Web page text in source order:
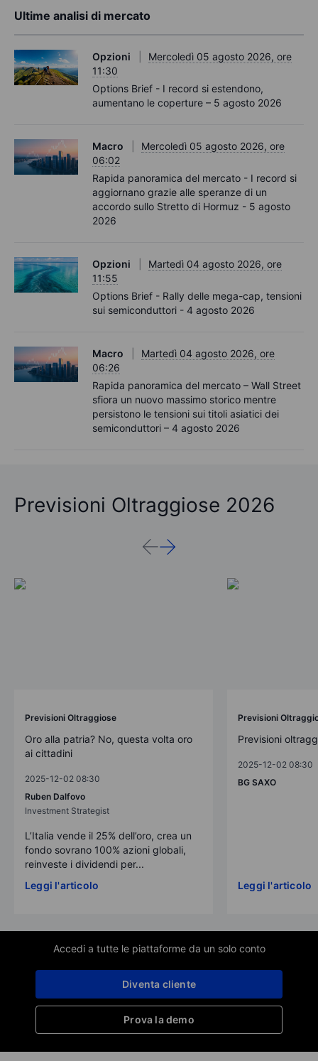
Ultime analisi di mercato
Opzioni
Mercoledì 05 agosto 2026, ore
11:30
Options Brief - I record si estendono,
aumentano le coperture – 5 agosto 2026
Macro
Mercoledì 05 agosto 2026, ore
06:02
Rapida panoramica del mercato - I record si
aggiornano grazie alle speranze di un
accordo sullo Stretto di Hormuz - 5 agosto
2026
Opzioni
Martedì 04 agosto 2026, ore
11:55
Options Brief - Rally delle mega-cap, tensioni
sui semiconduttori - 4 agosto 2026
Macro
Martedì 04 agosto 2026, ore
06:26
Rapida panoramica del mercato – Wall Street
sfiora un nuovo massimo storico mentre
persistono le tensioni sui titoli asiatici dei
semiconduttori – 4 agosto 2026
Previsioni Oltraggiose 2026
Previsioni Oltraggiose
Oro alla patria? No, questa volta oro
ai cittadini
2025-12-02 08:30
Ruben Dalfovo
Investment Strategist
L’Italia vende il 25% dell’oro, crea un
fondo sovrano 100% azioni globali,
reinveste i dividendi per...
Leggi l'articolo
Previsioni
Previsioni
2025-12-02 08:30
BG SAXO
Leggi l'articolo
Accedi a tutte le piattaforme da un solo conto
Prova la demo
Diventa cliente